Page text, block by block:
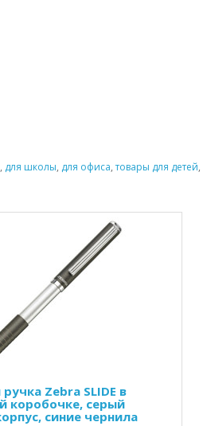
, для школы, для офиса,товары для детей,
Zebra SLIDE в
коробочке, серый
синие чернила